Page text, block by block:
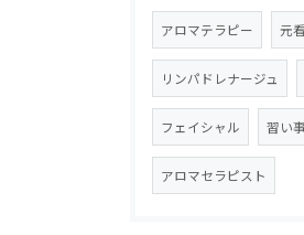
アロマテラピー 元
リンパドレナージュ
フェイシャル 習い事
アロマセラピスト